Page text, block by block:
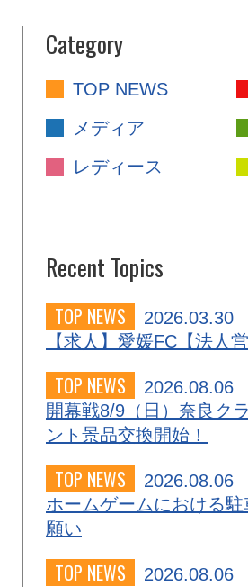
Category
TOP NEWS
メディア
レディース
Recent Topics
TOP NEWS
2026.03.30
【求人】愛媛FC【法人
TOP NEWS
2026.08.06
開幕戦8/9（日）奈良ク
ント景品交換開始！
TOP NEWS
2026.08.06
ホームゲームにおける
願い
TOP NEWS
2026.08.06